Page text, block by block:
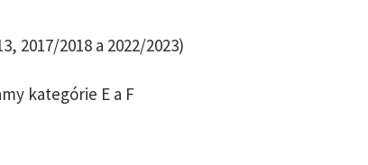
2017/2018 a 2022/2023)
kategórie E a F